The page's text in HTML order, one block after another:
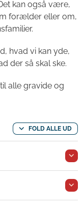
kan også være,
forælder eller om,
hvad vi kan yde,
der så skal ske.
alle gravide og
FOLD ALLE UD